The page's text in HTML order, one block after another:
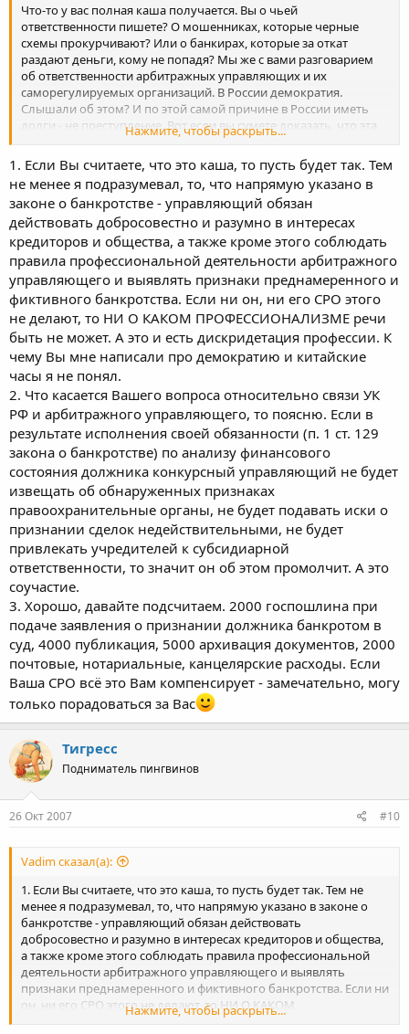
Что-то у вас полная каша получается. Вы о чьей
ответственности пишете? О мошенниках, которые черные
схемы прокурчивают? Или о банкирах, которые за откат
раздают деньги, кому не попадя? Мы же с вами разговарием
об ответственности арбитражных управляющих и их
саморегулируемых организаций. В России демократия.
Слышали об этом? И по этой самой причине в России иметь
долги - не преступление. Вот если вы сумете доказать, что эта
операция была спланирована заранее с целью украсть, то тут
еще можно поговорить об Уголовной кодексе, но отпять же
какое отношение все это имеет к управляющему и СРО?
Законом установлено, что, если вы не можете погасить свои
долги, то имеете право объвить себя банкротом.
А в реальной жизни ваша ситуация выглядит несколько иначе.
Банк выдает фирме кредит 100 млн. долларов под залог
приобретаемого товара. Товар - швейцарские часы. Люди
кредитом напрямую оплачивают поставку и передают товар в
обороте в залог банка. Товар приходит, только ни хрена не
продается. Горе-предприниматели разводят руками и со
слезами отдают всю партию часов банку. А то, что часы не
радуют, потому что они, как та китайская елочная игрушка,
этого никто не видит. Потому что 100 млн. поделены мужду
участниками честно, и никто не в обиде. И чтобы спрятать
концы в воду они (банк и фирма), сидя в баре с пивом,
скидываются и за 30000 нанимают сибирскую гильдию,
которая весьма на этом обогатится и положит в карман целую
тыщу баксов! Но все это опять же не имеет никакого
отношения к управляющему.
Ну, давате теперь посчитаем расходы.Что-то вы много
насчитали) тем более, здесь явно видно, что ребята
минимизируют экономику, поскольку все это проиходит на
базе СРО, так сказать, до кучи. А до кучи все дешевле, чем
отдельно взятая ситуация. Кроме 3500-4000 публикации мне
как-то на ум ничего не приходит. А все остальные расходы
оплачиваются за счет взносов членов СРО. Что до дохода
управляющего, то кто как работает, то так и получает.
Возможно некоторые из этой схемы получают 2000 рублей. Это
я потому говорю, что в 2006 г. приходили к нам ребята и
предлагали такую схему: они все делают сами, наш
управляющий только назначается на отсутсвующего, и за это
получает 2000 с носа.
Но опять же не вижу поля для работы фискальных органов.
Нажмите, чтобы раскрыть...
1. Если Вы считаете, что это каша, то пусть будет так. Тем
не менее я подразумевал, то, что напрямую указано в
законе о банкротстве - управляющий обязан
действовать добросовестно и разумно в интересах
кредиторов и общества, а также кроме этого соблюдать
правила профессиональной деятельности арбитражного
управляющего и выявлять признаки преднамеренного и
фиктивного банкротства. Если ни он, ни его СРО этого
не делают, то НИ О КАКОМ ПРОФЕССИОНАЛИЗМЕ речи
быть не может. А это и есть дискридетация профессии. К
чему Вы мне написали про демократию и китайские
часы я не понял.
2. Что касается Вашего вопроса относительно связи УК
РФ и арбитражного управляющего, то поясню. Если в
результате исполнения своей обязанности (п. 1 ст. 129
закона о банкротстве) по анализу финансового
состояния должника конкурсный управляющий не будет
извещать об обнаруженных признаках
правоохранительные органы, не будет подавать иски о
признании сделок недействительными, не будет
привлекать учредителей к субсидиарной
ответственности, то значит он об этом промолчит. А это
соучастие.
3. Хорошо, давайте подсчитаем. 2000 госпошлина при
подаче заявления о признании должника банкротом в
суд, 4000 публикация, 5000 архивация документов, 2000
почтовые, нотариальные, канцелярские расходы. Если
Ваша СРО всё это Вам компенсирует - замечательно, могу
только порадоваться за Вас
Тигресс
Подниматель пингвинов
26 Окт 2007 #10
Vadim сказал(а):
1. Если Вы считаете, что это каша, то пусть будет так. Тем не
менее я подразумевал, то, что напрямую указано в законе о
банкротстве - управляющий обязан действовать
добросовестно и разумно в интересах кредиторов и общества,
а также кроме этого соблюдать правила профессиональной
деятельности арбитражного управляющего и выявлять
признаки преднамеренного и фиктивного банкротства. Если ни
он, ни его СРО этого не делают, то НИ О КАКОМ
ПРОФЕССИОНАЛИЗМЕ речи быть не может. А это и есть
Нажмите, чтобы раскрыть...